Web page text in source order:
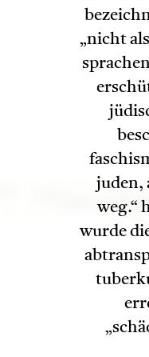
„nicht
juden,
weg.“
wurde